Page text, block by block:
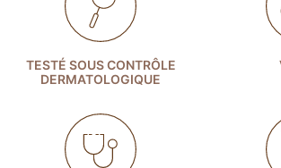
TESTÉ SOUS CONTRÔLE
DERMATOLOGIQUE